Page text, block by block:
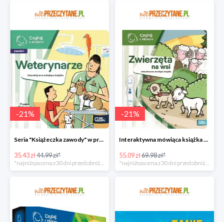
-21%
Seria "Książeczka zawody" w promocji
35.43 zł44.99 zł*
*najniższa cena z 30 dni przed obniżką
-21%
Interaktywna mówiąca książka taniej!
55.09 zł69.98 zł*
*najniższa cena z 30 dni przed obniżką